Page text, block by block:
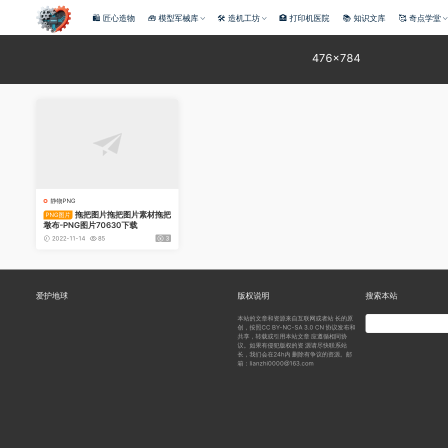
🛍️ 匠心造物 🧰 模型军械库 🛠️ 造机工坊 🏥 打印机医院 📚 知识文库 🥰 奇点学堂
476×784
静物PNG
PNG图片 拖把图片拖把图片素材拖把
墩布-PNG图片70630下载
2022-11-14 85 3
爱护地球 版权说明
本站的文章和资源来自互联网或者站 长的原
创，按照CC BY-NC-SA 3.0 CN 协议发布和
共享，转载或引用本站文章 应遵循相同协
议。如果有侵犯版权的资 源请尽快联系站
长，我们会在24h内 删除有争议的资源。邮
箱：lianzhi0000@163.com
搜索本站